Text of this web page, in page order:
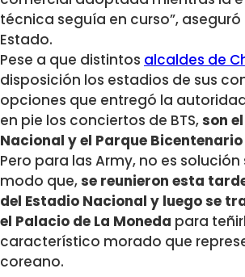
técnica seguía en curso”,
Estado.
Pese a que distintos alcaldes de
disposición los estadios de sus
opciones que entregó la
en pie los conciertos de BTS,son
Nacional y el Parque
Pero para las Army, no es
modo que,se reunieron esta
del Estadio Nacional y luego se
el Palacio de La Moneda para
característico morado que
coreano.